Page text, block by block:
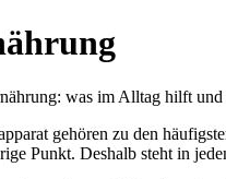
was im Alltag hilft
gehören zu den
Punkt. Deshalb steht in